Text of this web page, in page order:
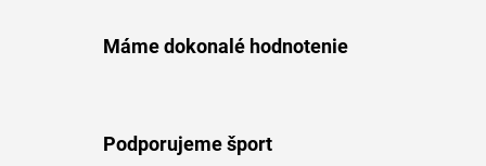
Máme dokonalé hodnotenie
Podporujeme šport